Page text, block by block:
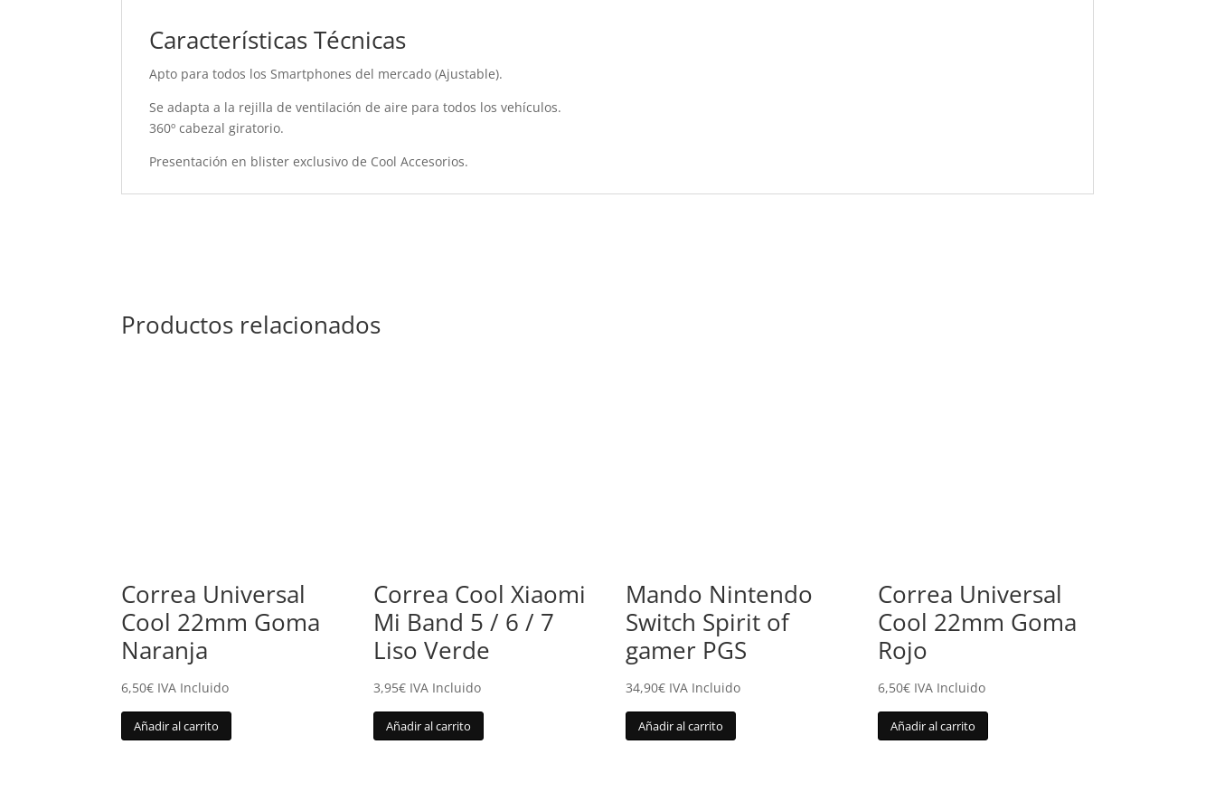
Características Técnicas
Apto para todos los Smartphones del mercado (Ajustable).
Se adapta a la rejilla de ventilación de aire para todos los vehículos.
360º cabezal giratorio.
Presentación en blister exclusivo de Cool Accesorios.
Productos relacionados
Correa Universal
Cool 22mm Goma
Naranja
6,50€ IVA Incluido
Añadir al carrito
Correa Cool Xiaomi
Mi Band 5 / 6 / 7
Liso Verde
3,95€ IVA Incluido
Añadir al carrito
Mando Nintendo
Switch Spirit of
gamer PGS
34,90€ IVA Incluido
Añadir al carrito
Correa Universal
Cool 22mm Goma
Rojo
6,50€ IVA Incluido
Añadir al carrito